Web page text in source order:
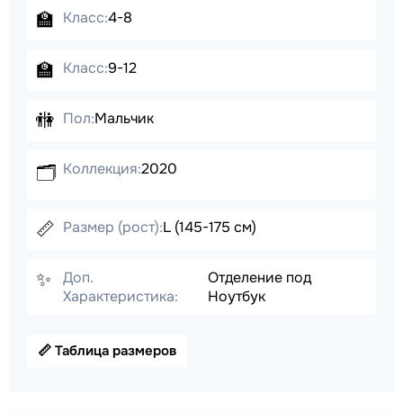
🏫 Класс:4-8
🏫 Класс:9-12
🚻 Пол:Мальчик
🗂️ Коллекция:2020
📏 Размер (рост):L (145-175 см)
✨
Доп.
Характеристика:
Отделение под
Ноутбук
📏 Таблица размеров